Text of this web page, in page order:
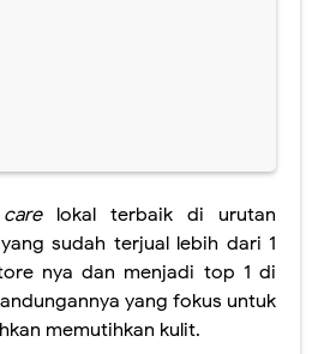
lokal terbaik di urutan
sudah terjual lebih dari 1
nya dan menjadi top 1 di
yang fokus untuk
memutihkan kulit.